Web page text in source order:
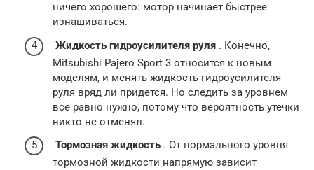
ничего хорошего: мотор начинает быстрее
изнашиваться.
Жидкость гидроусилителя руля . Конечно,
Mitsubishi Pajero Sport 3 относится к новым
моделям, и менять жидкость гидроусилителя
руля вряд ли придется. Но следить за уровнем
все равно нужно, потому что вероятность утечки
никто не отменял.
Тормозная жидкость . От нормального уровня
тормозной жидкости напрямую зависит